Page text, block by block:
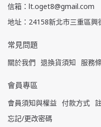
信箱：lt.oget8@gmail.com
地址：24158新北市三重區興
常見問題
關於我們 退換貨須知 服務
會員專區
會員須知與權益 付款方式
忘記/更改密碼